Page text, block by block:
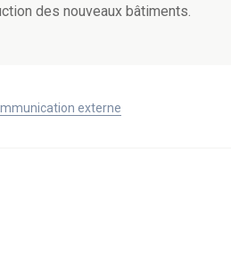
des nouveaux bâtiments.
externe